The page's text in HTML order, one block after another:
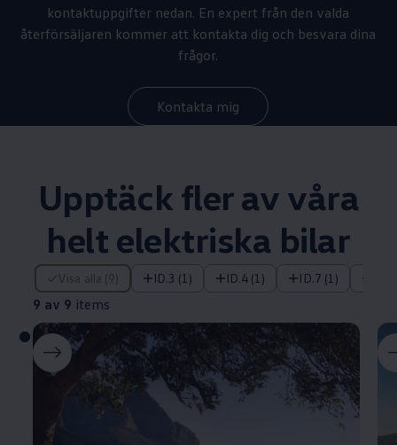
kontaktuppgifter nedan. En expert från den valda
återförsäljaren kommer att kontakta dig och besvara dina
frågor.
Kontakta mig
Upptäck fler av våra
helt elektriska bilar
Visa alla (9) ID.3 (1) ID.4 (1) ID.7 (1)
9 av 9 items
9 av 9 items